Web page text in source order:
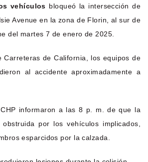
vehículos bloqueó la intersección de
Avenue en la zona de Florin, al sur de
del martes 7 de enero de 2025.
Carreteras de California, los equipos de
al accidente aproximadamente a
informaron a las 8 p. m. de que la
obstruida por los vehículos implicados,
esparcidos por la calzada.